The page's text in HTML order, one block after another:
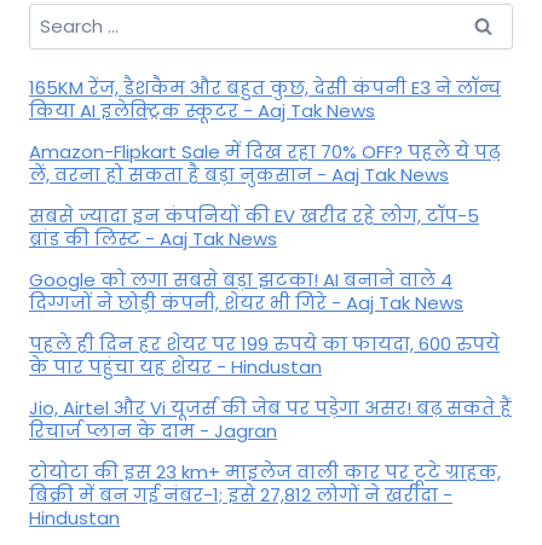
Search
for:
165KM रेंज, डैशकैम और बहुत कुछ, देसी कंपनी E3 ने लॉन्च
किया AI इलेक्ट्रिक स्कूटर - Aaj Tak News
Amazon-Flipkart Sale में दिख रहा 70% OFF? पहले ये पढ़
लें, वरना हो सकता है बड़ा नुकसान - Aaj Tak News
सबसे ज्यादा इन कंपनियों की EV खरीद रहे लोग, टॉप-5
ब्रांड की लिस्ट - Aaj Tak News
Google को लगा सबसे बड़ा झटका! AI बनाने वाले 4
दिग्गजों ने छोड़ी कंपनी, शेयर भी गिरे - Aaj Tak News
पहले ही दिन हर शेयर पर 199 रुपये का फायदा, 600 रुपये
के पार पहुंचा यह शेयर - Hindustan
Jio, Airtel और Vi यूजर्स की जेब पर पड़ेगा असर! बढ़ सकते हैं
रिचार्ज प्लान के दाम - Jagran
टोयोटा की इस 23 km+ माइलेज वाली कार पर टूटे ग्राहक,
बिक्री में बन गई नंबर-1; इसे 27,812 लोगों ने खरीदा -
Hindustan